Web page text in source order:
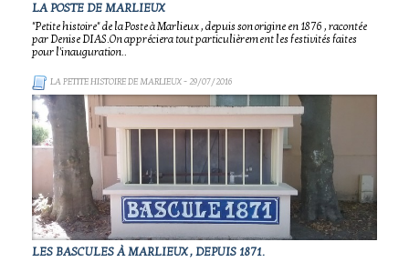
LA POSTE DE MARLIEUX
"Petite histoire" de la Poste à Marlieux , depuis son origine en 1876 , racontée
par Denise DIAS.On appréciera tout particulièrement les festivités faites
pour l'inauguration..
LA PETITE HISTOIRE DE MARLIEUX- 29/07/2016
LES BASCULES À MARLIEUX , DEPUIS 1871.